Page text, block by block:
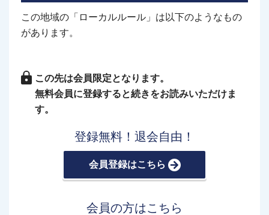
この地域の「ローカルルール」は以下のようなもの
があります。
この先は会員限定となります。
無料会員に登録すると続きをお読みいただけま
す。
登録無料！退会自由！
会員登録はこちら
会員の方はこちら